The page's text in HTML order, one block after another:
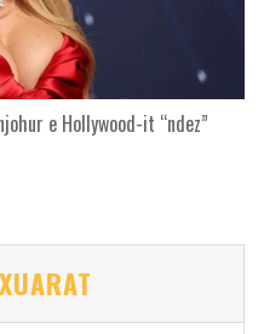
e Hollywood-it “ndez”